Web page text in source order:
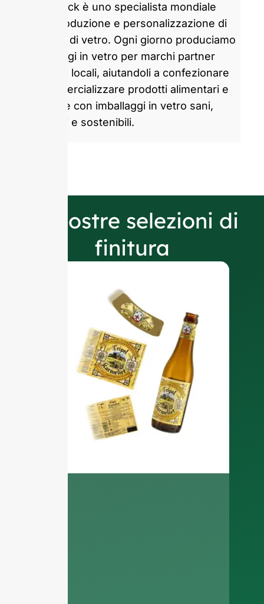
GlassRock è uno specialista mondiale
nella produzione e personalizzazione di
bottiglie di vetro. Ogni giorno produciamo
imballaggi in vetro per marchi partner
globali e locali, aiutandoli a confezionare
e commercializzare prodotti alimentari e
bevande con imballaggi in vetro sani,
attraenti e sostenibili.
Le nostre selezioni di
finitura